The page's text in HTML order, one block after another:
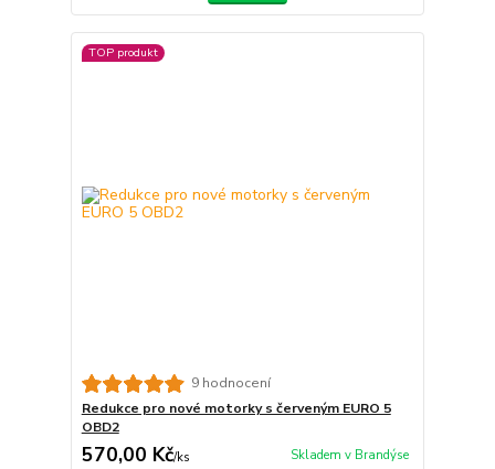
TOP produkt
9 hodnocení
Redukce pro nové motorky s červeným EURO 5
OBD2
570,00 Kč/ks Skladem v Brandýse